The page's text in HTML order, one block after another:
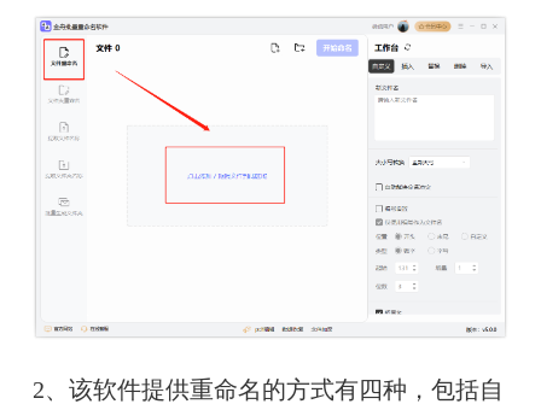
2、该软件提供重命名的方式有四种，包括自